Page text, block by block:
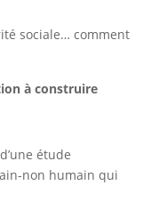
sociale… comment
à construire
étude
non humain qui